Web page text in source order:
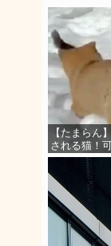
【たまらん
される猫！